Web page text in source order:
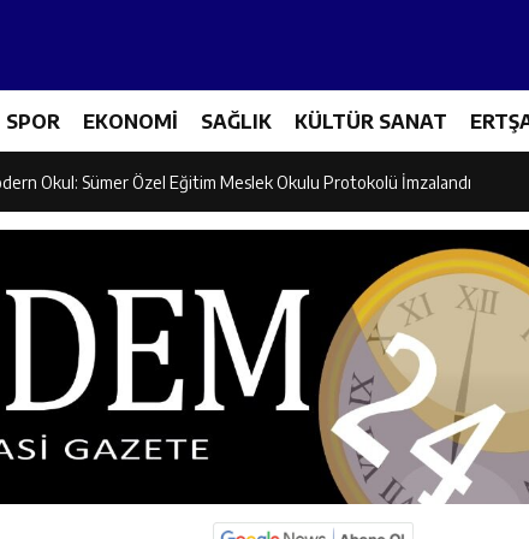
SPOR EKONOMİ SAĞLIK KÜLTÜR SANAT
Tanışıyor
Okul: Sümer Özel Eğitim Meslek Okulu Protokolü İmzalandı
Taziye Ziyareti
Paşa’nın Kızının Kabri
İl Müdürlüğünde Değerlendirme Toplantısı